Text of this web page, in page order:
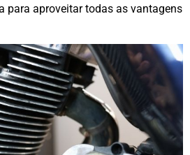
para aproveitar todas as vantagens